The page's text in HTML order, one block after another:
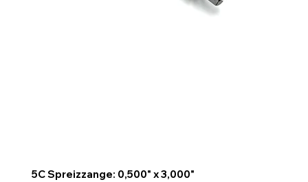
5C Spreizzange: 0,500" x 3,000"